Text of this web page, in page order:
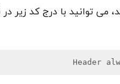
توانید با درج کد زیر در